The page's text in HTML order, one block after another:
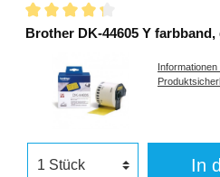
Brother DK-44605 Y farbband,
Informationen
In